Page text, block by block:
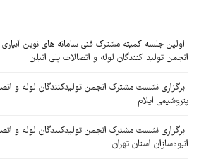
اولین جلسه کمیته مشترک فنی سامانه های نوین
انجمن تولید کنندگان لوله و اتصالات پلی اتیلن
برگزاری نشست مشترک انجمن تولیدکنندگان لوله و
پتروشیمی ایلام
برگزاری نشست مشترک انجمن تولیدکنندگان لوله و
انبوه‌سازان استان تهران